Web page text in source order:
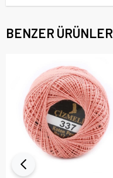
BENZER ÜRÜNLER